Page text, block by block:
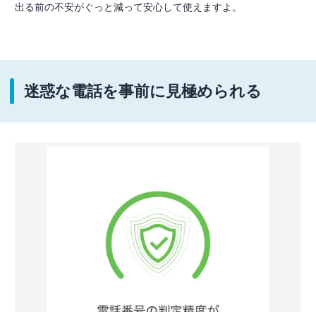
出る前の不安がぐっと減って安心して使えますよ。
迷惑な電話を事前に見極められる